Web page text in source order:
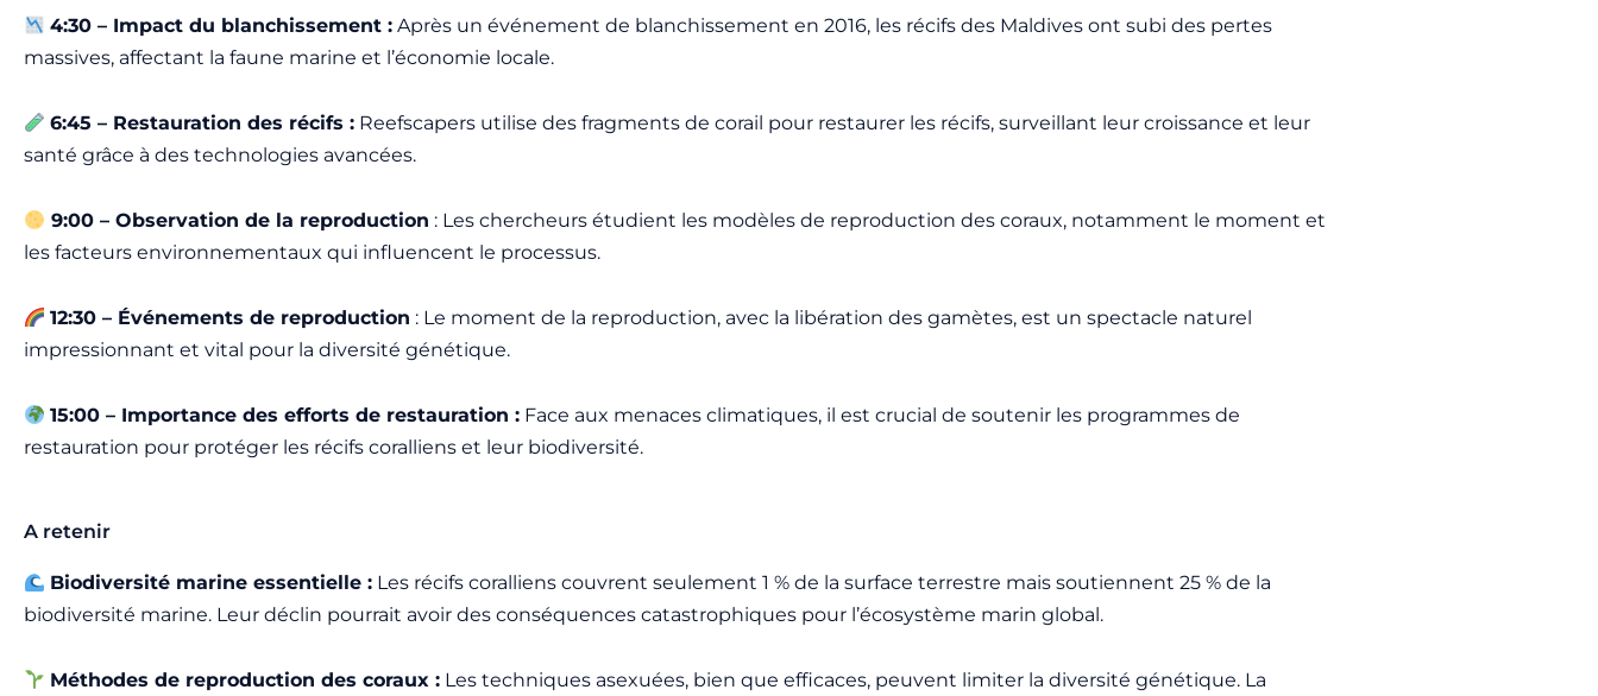
4:30 – Impact du blanchissement : Après un événement de blanchissement en 2016, les récifs des Maldives ont subi des pertes
massives, affectant la faune marine et l’économie locale.
6:45 – Restauration des récifs : Reefscapers utilise des fragments de corail pour restaurer les récifs, surveillant leur croissance et leur
santé grâce à des technologies avancées.
9:00 – Observation de la reproduction : Les chercheurs étudient les modèles de reproduction des coraux, notamment le moment et
les facteurs environnementaux qui influencent le processus.
12:30 – Événements de reproduction : Le moment de la reproduction, avec la libération des gamètes, est un spectacle naturel
impressionnant et vital pour la diversité génétique.
15:00 – Importance des efforts de restauration : Face aux menaces climatiques, il est crucial de soutenir les programmes de
restauration pour protéger les récifs coralliens et leur biodiversité.
A retenir
Biodiversité marine essentielle : Les récifs coralliens couvrent seulement 1 % de la surface terrestre mais soutiennent 25 % de la
biodiversité marine. Leur déclin pourrait avoir des conséquences catastrophiques pour l’écosystème marin global.
Méthodes de reproduction des coraux : Les techniques asexuées, bien que efficaces, peuvent limiter la diversité génétique. La